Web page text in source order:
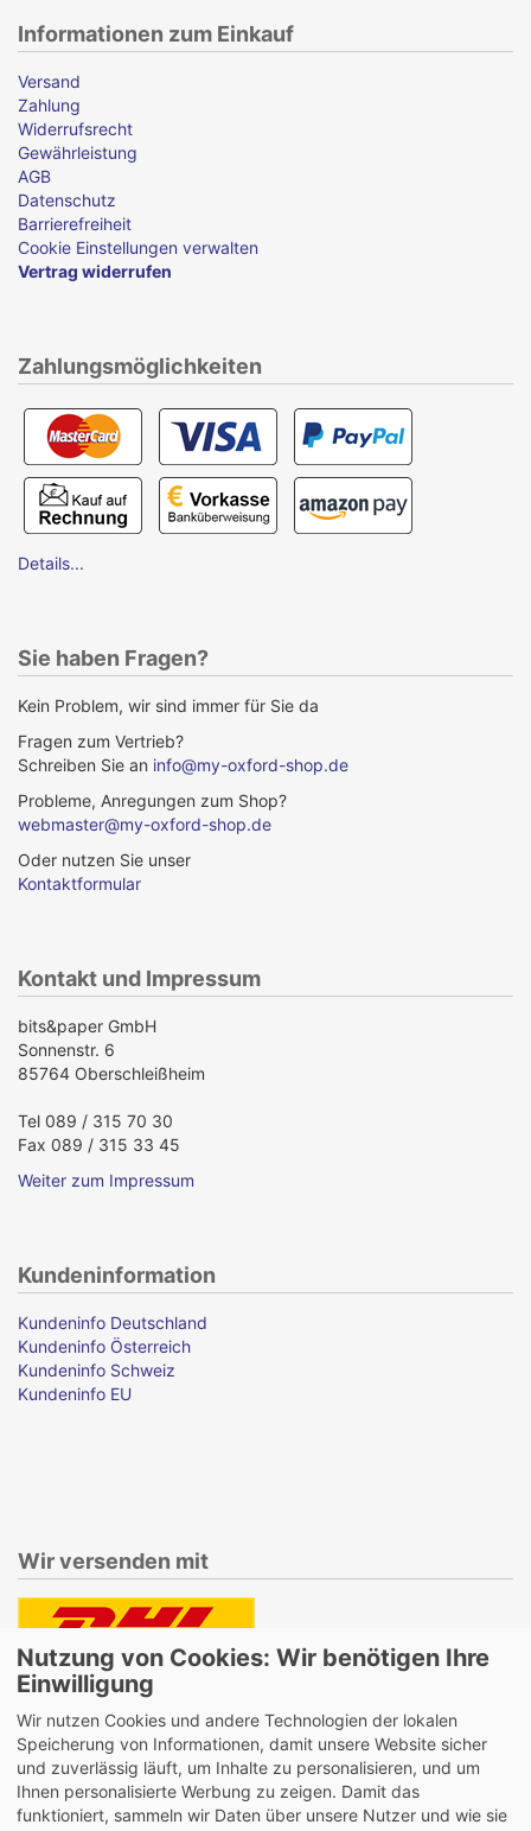
Informationen zum Einkauf
Versand
Zahlung
Widerrufsrecht
Gewährleistung
AGB
Datenschutz
Barrierefreiheit
Cookie Einstellungen verwalten
Vertrag widerrufen
Zahlungsmöglichkeiten
Details...
Sie haben Fragen?
Kein Problem, wir sind immer für Sie da
Fragen zum Vertrieb?
Schreiben Sie an info@my-oxford-shop.de
Probleme, Anregungen zum Shop?
webmaster@my-oxford-shop.de
Oder nutzen Sie unser
Kontaktformular
Kontakt und Impressum
bits&paper GmbH
Sonnenstr. 6
85764 Oberschleißheim
Tel 089 / 315 70 30
Fax 089 / 315 33 45
Weiter zum Impressum
Kundeninformation
Kundeninfo Deutschland
Kundeninfo Österreich
Kundeninfo Schweiz
Kundeninfo EU
Wir versenden mit
Lieferung auch an Packstationen und Postfilialen
Samstagszustellung
Nutzung von Cookies: Wir benötigen Ihre
Einwilligung
Wir nutzen Cookies und andere Technologien der lokalen
Speicherung von Informationen, damit unsere Website sicher
und zuverlässig läuft, um Inhalte zu personalisieren, und um
Ihnen personalisierte Werbung zu zeigen. Damit das
funktioniert, sammeln wir Daten über unsere Nutzer und wie sie